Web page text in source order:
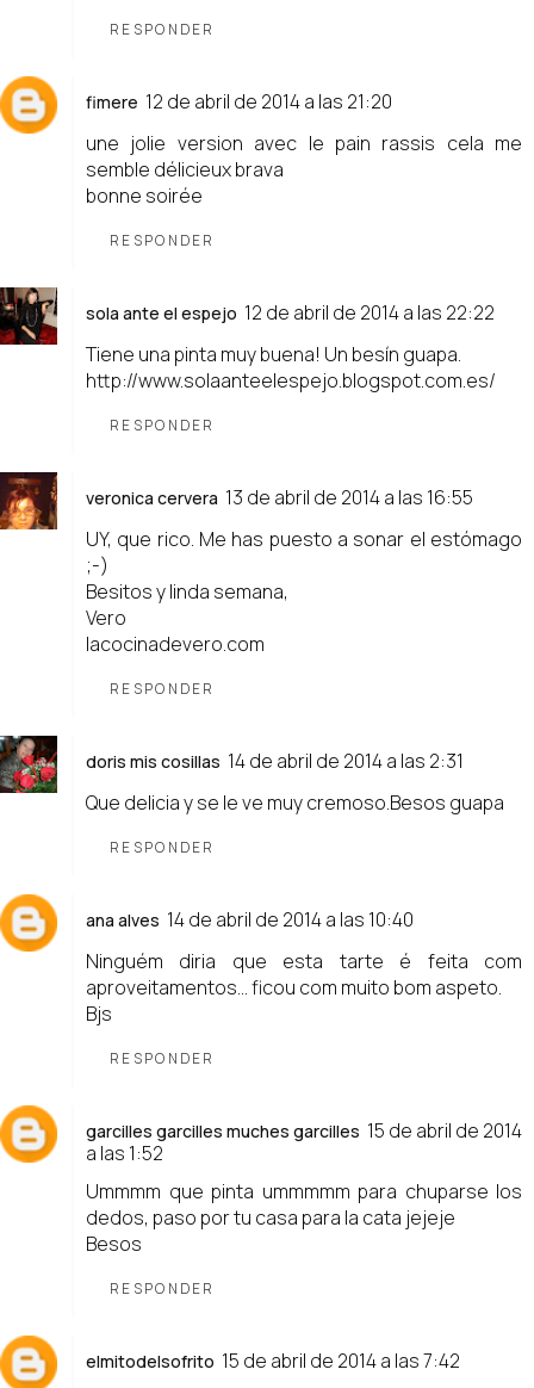
RESPONDER
fimere 12 de abril de 2014 a las 21:20
une jolie version avec le pain rassis cela me
semble délicieux brava
bonne soirée
RESPONDER
sola ante el espejo 12 de abril de 2014 a las 22:22
Tiene una pinta muy buena! Un besín guapa.
http://www.solaanteelespejo.blogspot.com.es/
RESPONDER
veronica cervera 13 de abril de 2014 a las 16:55
UY, que rico. Me has puesto a sonar el estómago
;-)
Besitos y linda semana,
Vero
lacocinadevero.com
RESPONDER
doris mis cosillas 14 de abril de 2014 a las 2:31
Que delicia y se le ve muy cremoso.Besos guapa
RESPONDER
ana alves 14 de abril de 2014 a las 10:40
Ninguém diria que esta tarte é feita com
aproveitamentos... ficou com muito bom aspeto.
Bjs
RESPONDER
garcilles garcilles muches garcilles 15 de abril de 2014
a las 1:52
Ummmm que pinta ummmmm para chuparse los
dedos, paso por tu casa para la cata jejeje
Besos
RESPONDER
elmitodelsofrito 15 de abril de 2014 a las 7:42